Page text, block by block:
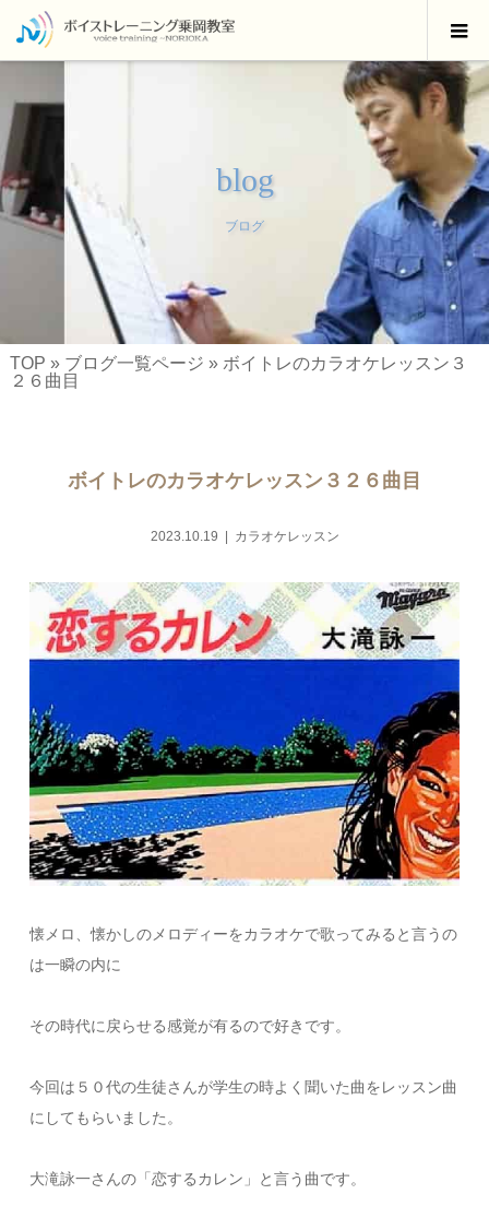
blog
ブログ
TOP » ブログ一覧ページ » ボイトレのカラオケレッスン３
２６曲目
ボイトレのカラオケレッスン３２６曲目
2023.10.19 カラオケレッスン
懐メロ、懐かしのメロディーをカラオケで歌ってみると言うの
は一瞬の内に
その時代に戻らせる感覚が有るので好きです。
今回は５０代の生徒さんが学生の時よく聞いた曲をレッスン曲
にしてもらいました。
大滝詠一さんの「恋するカレン」と言う曲です。